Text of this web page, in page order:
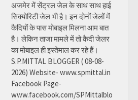
अजमेर में सेंट्रल जेल के साथ साथ हाई
सिक्योरिटी जेल भी है। इन दोनों जेलों में
कैदियों के पास मोबाइल मिलना आम बात
है। लेकिन ताजा मामले में तो कैदी जेलर
का मोबाइल ही इस्तेमाल कर रहे हैं।
S.P.MITTAL BLOGGER ( 08-08-
2026) Website- www.spmittal.in
Facebook Page-
www.facebook.com/SPMittalblo